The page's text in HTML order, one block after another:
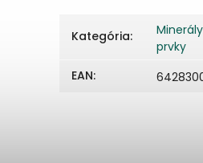
Kategória:
prvky
EAN: